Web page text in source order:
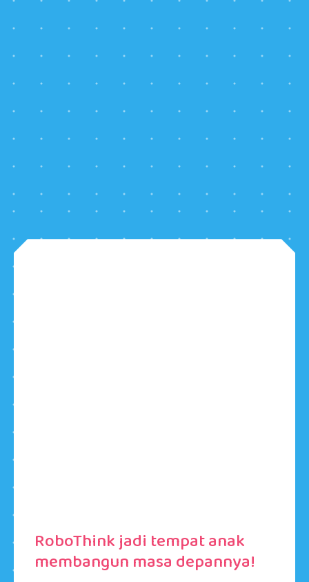
RoboThink jadi tempat anak
membangun masa depannya!